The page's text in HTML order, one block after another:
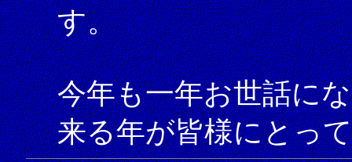
す。
今年も一年お世話に
来る年が皆様にとっ